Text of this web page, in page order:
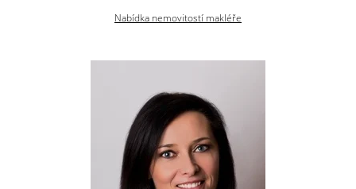
Nabídka nemovitostí makléře